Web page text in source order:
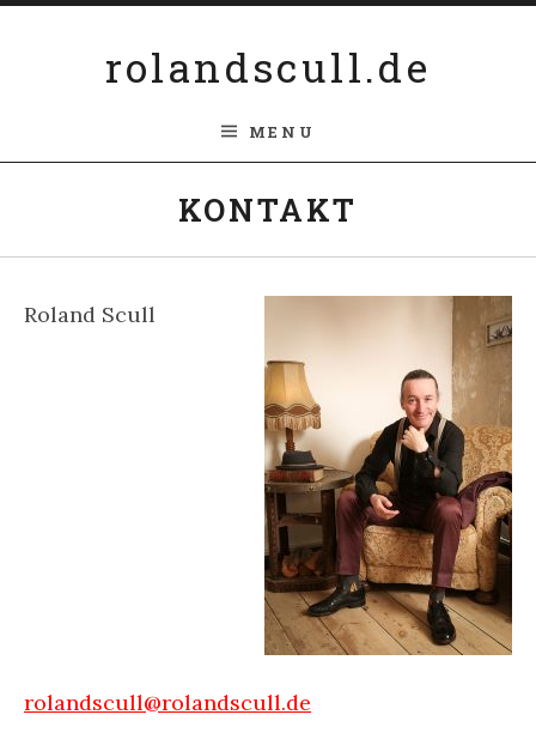
rolandscull.de
MENU
KONTAKT
Roland Scull
rolandscull@rolandscull.de